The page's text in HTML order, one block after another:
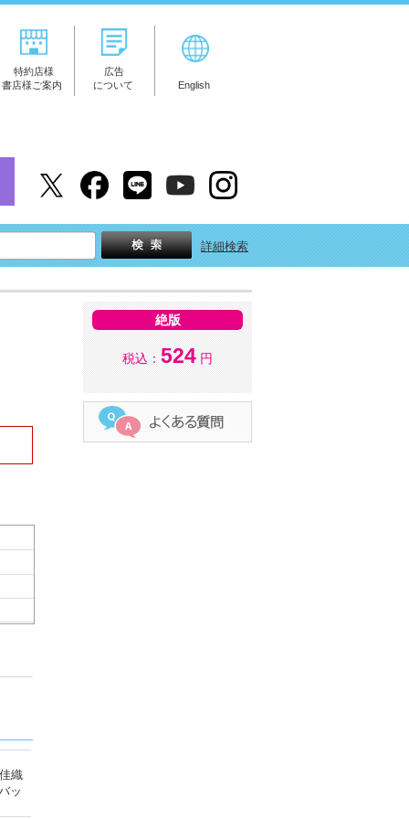
特約店様
書店様ご案内
広告
について
English
詳細検索
織
ッ
絶版
税込： 524 円